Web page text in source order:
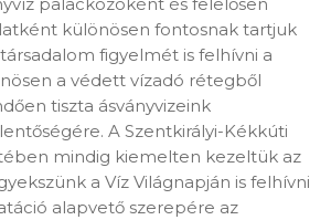
különösen fontosnak tartjuk
figyelmét is felhívni a
a védett vízadó rétegből
tiszta ásványvizeink
A Szentkirályi-Kékkúti
mindig kiemelten kezeltük az
a Víz Világnapján is felhívni
alapvető szerepére az